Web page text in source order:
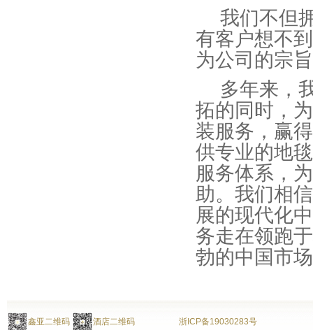
我们不但拥
有客户想不
为公司的宗
多年来，
拓的同时，
装服务，赢
供专业的地
服务体系，
助。我们相
展的现代化
务走在领跑
勃的中国市
鑫亚二维码 酒店二维码 浙ICP备19030283号